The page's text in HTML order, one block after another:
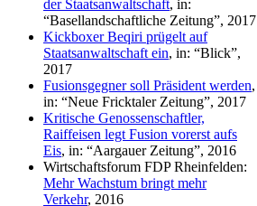
der Staatsanwaltschaft, in:
“Basellandschaftliche Zeitung”, 2017
Kickboxer Beqiri prügelt auf
Staatsanwaltschaft ein, in: “Blick”,
2017
Fusionsgegner soll Präsident werden,
in: “Neue Fricktaler Zeitung”, 2017
Kritische Genossenschaftler,
Raiffeisen legt Fusion vorerst aufs
Eis, in: “Aargauer Zeitung”, 2016
Wirtschaftsforum FDP Rheinfelden:
Mehr Wachstum bringt mehr
Verkehr, 2016